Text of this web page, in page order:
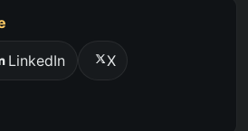
LinkedIn X